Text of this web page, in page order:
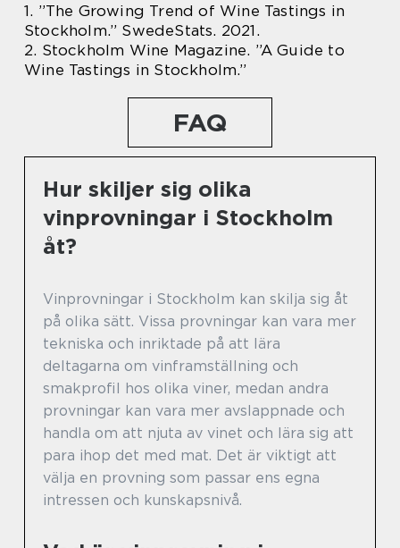
1. ”The Growing Trend of Wine Tastings in
Stockholm.” SwedeStats. 2021.
2. Stockholm Wine Magazine. ”A Guide to
Wine Tastings in Stockholm.”
FAQ
Hur skiljer sig olika
vinprovningar i Stockholm
åt?
Vinprovningar i Stockholm kan skilja sig åt
på olika sätt. Vissa provningar kan vara mer
tekniska och inriktade på att lära
deltagarna om vinframställning och
smakprofil hos olika viner, medan andra
provningar kan vara mer avslappnade och
handla om att njuta av vinet och lära sig att
para ihop det med mat. Det är viktigt att
välja en provning som passar ens egna
intressen och kunskapsnivå.